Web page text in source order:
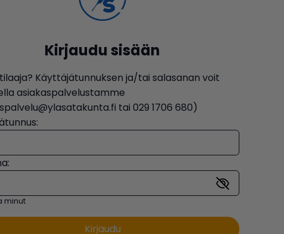
Kirjaudu sisään
Käyttäjätunnuksen ja/tai salasanan voit
asiakaspalvelustamme
tai 029 1706 680)
minut